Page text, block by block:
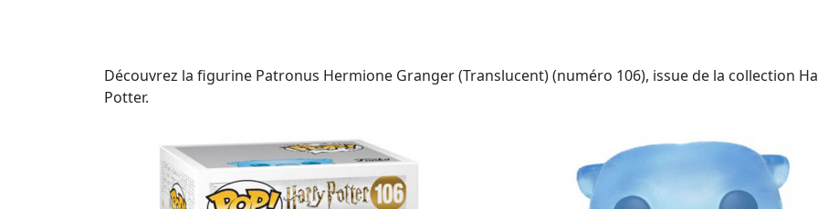
Découvrez la figurine Patronus Hermione Granger (Translucent) (numéro 106), issue de la collection
Potter.